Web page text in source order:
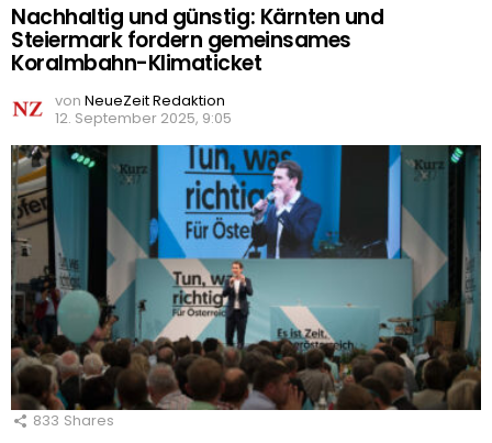
Nachhaltig und günstig: Kärnten und
Steiermark fordern gemeinsames
Koralmbahn-Klimaticket
von NeueZeit Redaktion
12. September 2025, 9:05
833 Shares